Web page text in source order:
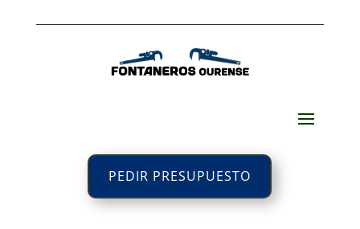
PEDIR PRESUPUESTO